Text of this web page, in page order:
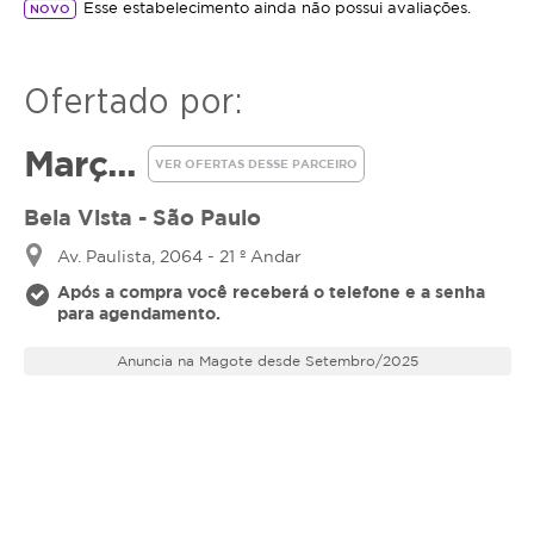
Por que escolher a Toxina
Coreana?
Efeito rápido:resultados perceptíveis em
poucos dias
Alta pureza:segurança e menor risco de
Resultados naturais e duradouros:
congelar a expressão
Versatilidade:ideal para aplicações estéticas
e terapêuticas
NOVO Esse estabelecimento ainda não possui avaliações.
Ofertado por:
Març... VER OFERTAS DESSE PARCEIRO
Bela Vista - São Paulo
Av. Paulista, 2064 - 21 º Andar
Após a compra você receberá o telefone e a senha
para agendamento.
Anuncia na Magote desde Setembro/2025